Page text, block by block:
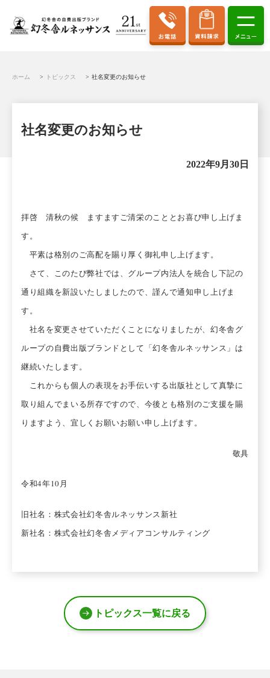
ホーム トピックス 社名変更のお知らせ
社名変更のお知らせ
2022年9月30日
拝啓 清秋の候 ますますご清栄のこととお喜び申し上げま
す。
平素は格別のご高配を賜り厚く御礼申し上げます。
さて、このたび弊社では、グループ内法人を統合し下記の
通り組織を新設いたしましたので、謹んで通知申し上げま
す。
社名を変更させていただくことになりましたが、幻冬舎グ
ループの自費出版ブランドとして「幻冬舎ルネッサンス」は
継続いたします。
これからも個人の表現をお手伝いする出版社として真摯に
取り組んでまいる所存ですので、今後とも格別のご支援を賜
りますよう、宜しくお願いお願い申し上げます。
敬具
令和4年10月
旧社名：株式会社幻冬舎ルネッサンス新社
新社名：株式会社幻冬舎メディアコンサルティング
トピックス一覧に戻る